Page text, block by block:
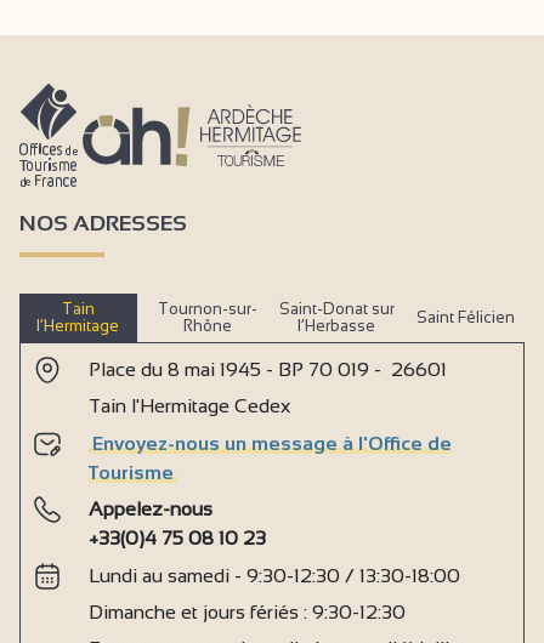
NOS ADRESSES
Tain
l’Hermitage
Tournon-sur-
Rhône
Saint-Donat sur
l’Herbasse
Saint Félicien
Place du 8 mai 1945 - BP 70 019 - 26601
Tain l'Hermitage Cedex
Envoyez-nous un message à l'Office de
Tourisme
Appelez-nous
+33(0)4 75 08 10 23
Lundi au samedi - 9:30-12:30 / 13:30-18:00
Dimanche et jours fériés : 9:30-12:30